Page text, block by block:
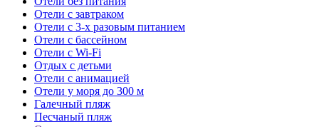
Отели c завтраком
Отели c 3-х разовым питанием
Отели с бассейном
Отели с Wi-Fi
Отдых с детьми
Отели с анимацией
Отели у моря до 300 м
Галечный пляж
Песчаный пляж